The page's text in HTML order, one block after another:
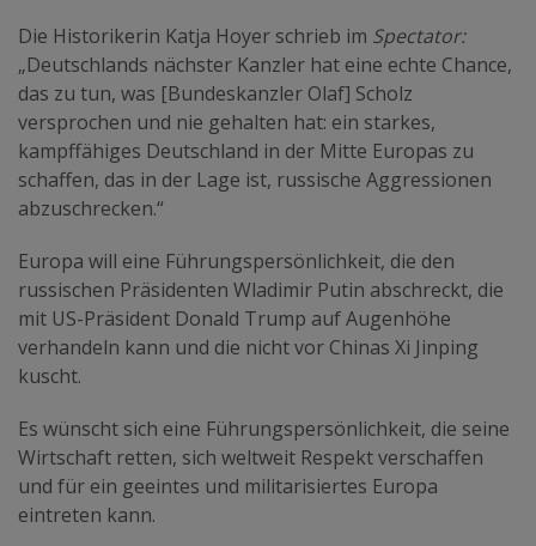
Die Historikerin Katja Hoyer schrieb im Spectator:
„Deutschlands nächster Kanzler hat eine echte Chance,
das zu tun, was [Bundeskanzler Olaf] Scholz
versprochen und nie gehalten hat: ein starkes,
kampffähiges Deutschland in der Mitte Europas zu
schaffen, das in der Lage ist, russische Aggressionen
abzuschrecken.“
Europa will eine Führungspersönlichkeit, die den
russischen Präsidenten Wladimir Putin abschreckt, die
mit US-Präsident Donald Trump auf Augenhöhe
verhandeln kann und die nicht vor Chinas Xi Jinping
kuscht.
Es wünscht sich eine Führungspersönlichkeit, die seine
Wirtschaft retten, sich weltweit Respekt verschaffen
und für ein geeintes und militarisiertes Europa
eintreten kann.